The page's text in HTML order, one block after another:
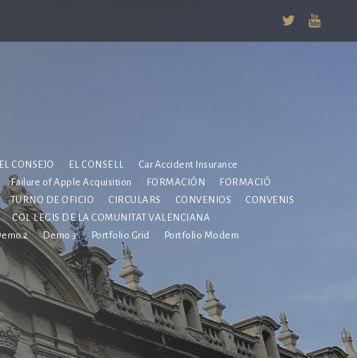
EL CONSEJO EL CONSELL
Car Accident Insurance
Failure of Apple Acquisition FORMACIÓN
FORMACIÓ
TURNO DE OFICIO CIRCULARS CONVENIOS
CONVENIS
COL·LEGIS DE LA COMUNITAT VALENCIANA
2 Demo 3 Portfolio Grid
Portfolio Modern